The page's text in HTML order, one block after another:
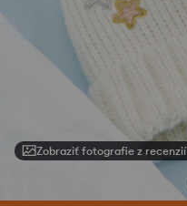
Zobraziť fotografie z recenzií